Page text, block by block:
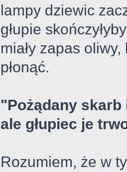
lampy dziewic
głupie
miały zapas oliwy,
płonąć.
"Pożądany
ale głupiec je
Rozumiem, że w